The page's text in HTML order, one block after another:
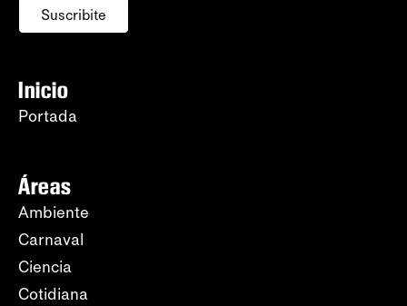
Suscribite
Inicio
Portada
Áreas
Ambiente
Carnaval
Ciencia
Cotidiana